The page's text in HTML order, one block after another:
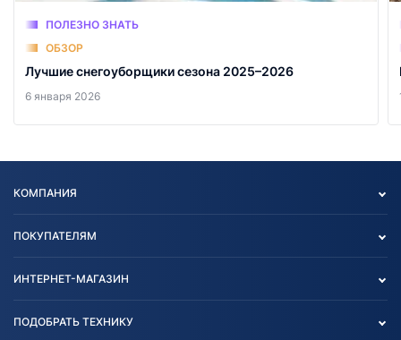
ПОЛЕЗНО ЗНАТЬ
ОБЗОР
Лучшие снегоуборщики сезона 2025–2026
6 января 2026
КОМПАНИЯ
Блог
ПОКУПАТЕЛЯМ
Согласие на обработку
ИНТЕРНЕТ-МАГАЗИН
Агротехника
ПОДОБРАТЬ ТЕХНИКУ